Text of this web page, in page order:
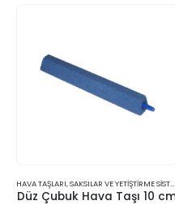
HAVA TAŞLARI,SAKSILAR VE YETIŞTIRME SISTEMLERI
Düz Çubuk Hava Taşı 10